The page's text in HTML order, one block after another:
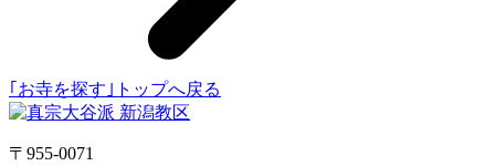
｢お寺を探す｣トップへ戻る
〒955-0071